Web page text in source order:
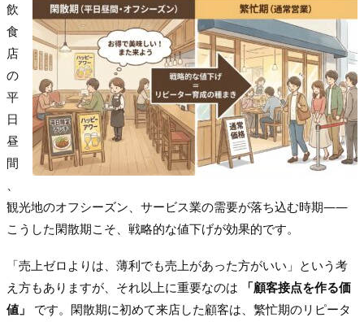
飲
食
店
の
平
日
昼
間
、
観光地のオフシーズン、サービス業の需要が落ち込む時期——
こうした閑散期こそ、戦略的な値下げが効果的です。
「売上ゼロよりは、薄利でも売上があった方がいい」という考
え方もありますが、それ以上に重要なのは
「顧客接点を作る価
値」
です。閑散期に初めて来店した顧客は、繁忙期のリピータ